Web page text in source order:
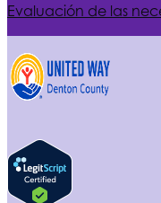
Evaluación de las